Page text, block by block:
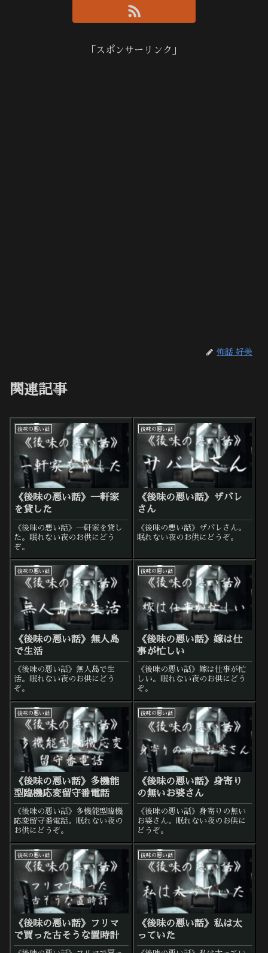
「スポンサーリンク」
怖話 好美
関連記事
後味の悪い話
《後味の悪い話》一軒家
を貸した
《後味の悪い話》一軒家を貸し
た。眠れない夜のお供にどう
ぞ。
後味の悪い話
《後味の悪い話》ザバレ
さん
《後味の悪い話》ザバレさん。
眠れない夜のお供にどうぞ。
後味の悪い話
《後味の悪い話》無人島
で生活
《後味の悪い話》無人島で生
活。眠れない夜のお供にどう
ぞ。
後味の悪い話
《後味の悪い話》嫁は仕
事が忙しい
《後味の悪い話》嫁は仕事が忙
しい。眠れない夜のお供にどう
ぞ。
後味の悪い話
《後味の悪い話》多機能
型臨機応変留守番電話
《後味の悪い話》多機能型臨機
応変留守番電話。眠れない夜の
お供にどうぞ。
後味の悪い話
《後味の悪い話》身寄り
の無いお婆さん
《後味の悪い話》身寄りの無い
お婆さん。眠れない夜のお供に
どうぞ。
後味の悪い話
《後味の悪い話》フリマ
で買った古そうな置時計
後味の悪い話
《後味の悪い話》私は太
っていた